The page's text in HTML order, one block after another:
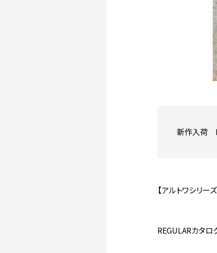
新作入荷
【アルトワシリーズ
REGULARカタ